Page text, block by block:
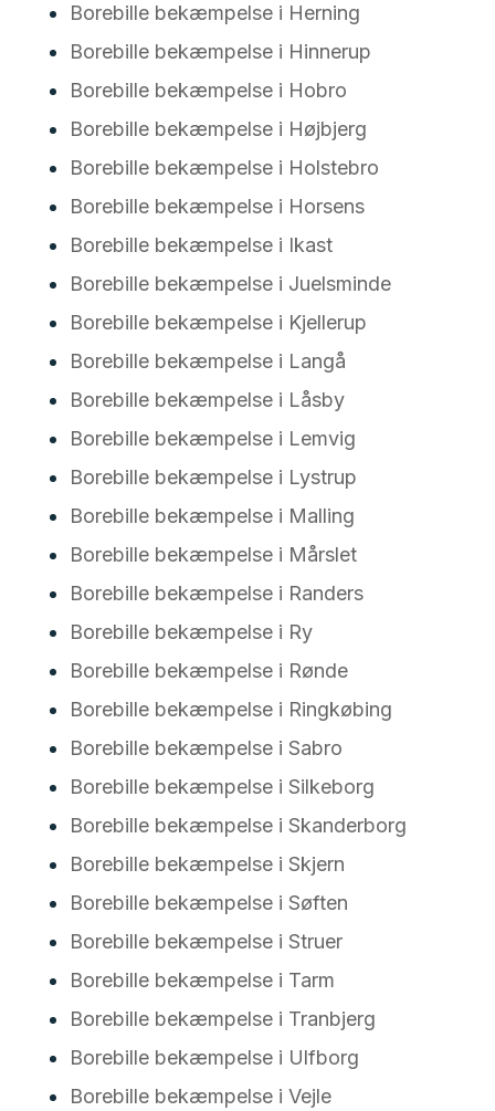
Borebille bekæmpelse i Herning
Borebille bekæmpelse i Hinnerup
Borebille bekæmpelse i Hobro
Borebille bekæmpelse i Højbjerg
Borebille bekæmpelse i Holstebro
Borebille bekæmpelse i Horsens
Borebille bekæmpelse i Ikast
Borebille bekæmpelse i Juelsminde
Borebille bekæmpelse i Kjellerup
Borebille bekæmpelse i Langå
Borebille bekæmpelse i Låsby
Borebille bekæmpelse i Lemvig
Borebille bekæmpelse i Lystrup
Borebille bekæmpelse i Malling
Borebille bekæmpelse i Mårslet
Borebille bekæmpelse i Randers
Borebille bekæmpelse i Ry
Borebille bekæmpelse i Rønde
Borebille bekæmpelse i Ringkøbing
Borebille bekæmpelse i Sabro
Borebille bekæmpelse i Silkeborg
Borebille bekæmpelse i Skanderborg
Borebille bekæmpelse i Skjern
Borebille bekæmpelse i Søften
Borebille bekæmpelse i Struer
Borebille bekæmpelse i Tarm
Borebille bekæmpelse i Tranbjerg
Borebille bekæmpelse i Ulfborg
Borebille bekæmpelse i Vejle